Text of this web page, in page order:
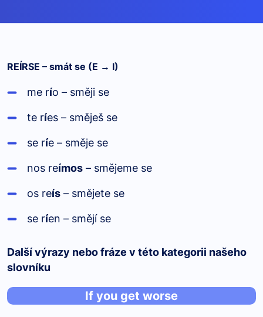
REÍRSE – smát se (E → I)
me río – směji se
te ríes – směješ se
se ríe – směje se
nos reímos – smějeme se
os reís – smějete se
se ríen – smějí se
Další výrazy nebo fráze v této kategorii našeho
slovníku
If you get worse